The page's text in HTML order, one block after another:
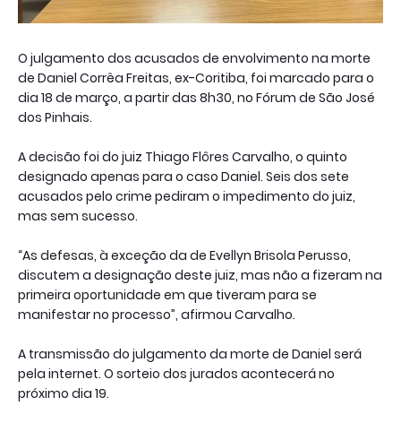
O julgamento dos acusados de envolvimento na morte
de Daniel Corrêa Freitas, ex-Coritiba, foi marcado para o
dia 18 de março, a partir das 8h30, no Fórum de São José
dos Pinhais.
A decisão foi do juiz Thiago Flôres Carvalho, o quinto
designado apenas para o caso Daniel. Seis dos sete
acusados pelo crime pediram o impedimento do juiz,
mas sem sucesso.
“As defesas, à exceção da de Evellyn Brisola Perusso,
discutem a designação deste juiz, mas não a fizeram na
primeira oportunidade em que tiveram para se
manifestar no processo”, afirmou Carvalho.
A transmissão do julgamento da morte de Daniel será
pela internet. O sorteio dos jurados acontecerá no
próximo dia 19.